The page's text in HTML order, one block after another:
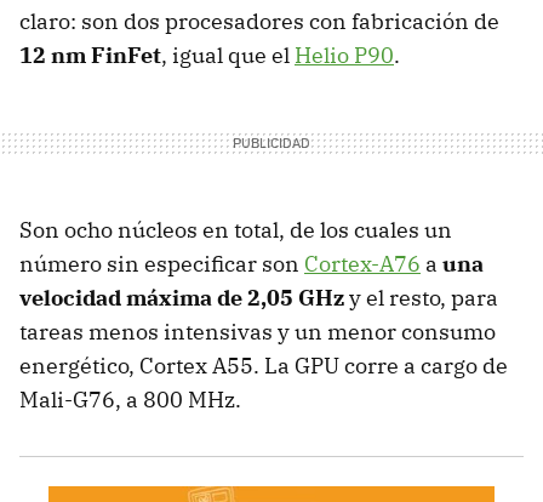
claro: son dos procesadores con fabricación de
12 nm FinFet, igual que el Helio P90.
Son ocho núcleos en total, de los cuales un
número sin especificar son Cortex-A76 a una
velocidad máxima de 2,05 GHzy el resto, para
tareas menos intensivas y un menor consumo
energético, Cortex A55. La GPU corre a cargo de
Mali-G76, a 800 MHz.